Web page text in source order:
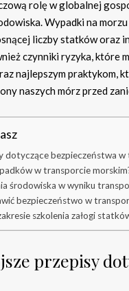
rolę w globalnej
Wypadki na
liczby statków oraz
czynniki ryzyka,
najlepszym praktykom,
naszych mórz przed
dotyczące bezpieczeństwa
w transporcie
środowiska w wyniku
bezpieczeństwo w
szkolenia załogi
przepisy